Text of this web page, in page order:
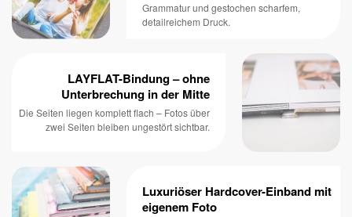
Grammatur und gestochen scharfem,
detailreichem Druck.
LAYFLAT-Bindung – ohne
Unterbrechung in der Mitte
Die Seiten liegen komplett flach – Fotos über
zwei Seiten bleiben ungestört sichtbar.
Luxuriöser Hardcover-Einband mit
eigenem Foto